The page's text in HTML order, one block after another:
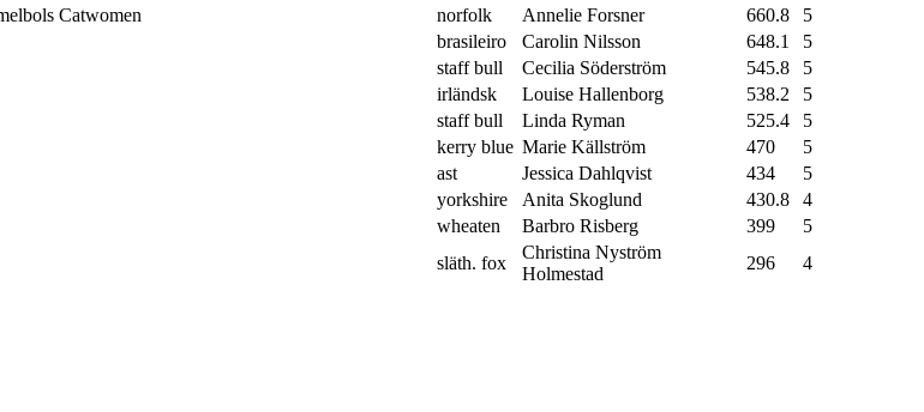
Catwomen norfolk Annelie Forsner 660.8
5
brasileiro Carolin Nilsson 648.1
5
staff bull Cecilia Söderström 545.8
5
irländsk Louise Hallenborg 538.2
5
staff bull Linda Ryman 525.4
5
kerry blue Marie Källström 470
5
ast Jessica Dahlqvist 434
5
yorkshire Anita Skoglund 430.8
4
wheaten Barbro Risberg 399
5
släth. fox
Christina Nyström
Holmestad
296 4